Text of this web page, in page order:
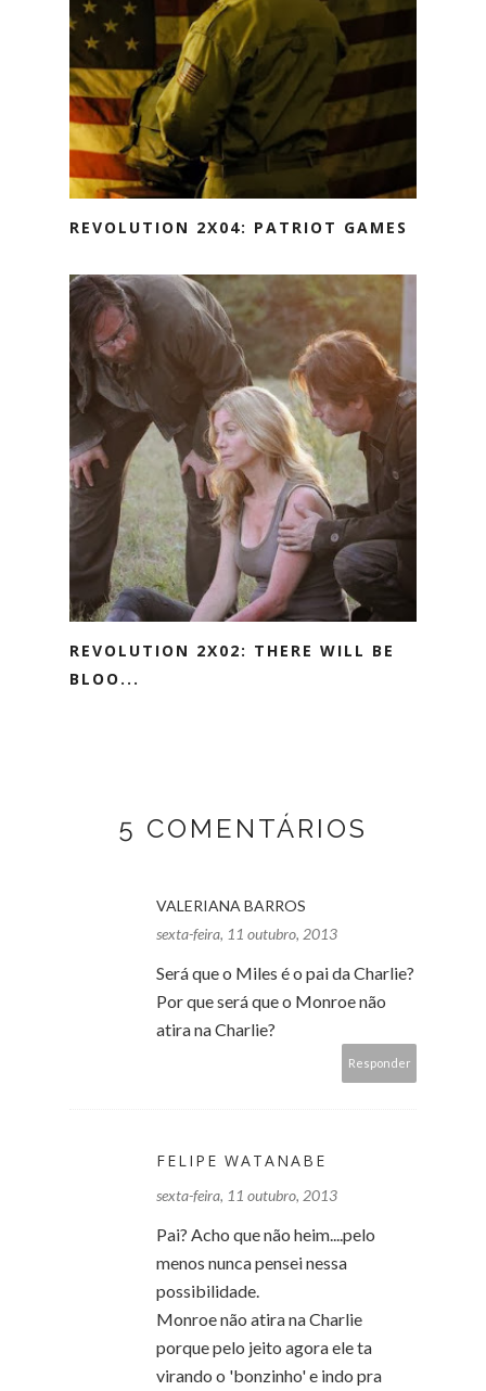
REVOLUTION 2X04: PATRIOT GAMES
REVOLUTION 2X02: THERE WILL BE
BLOO...
5 COMENTÁRIOS
VALERIANA BARROS
sexta-feira, 11 outubro, 2013
Será que o Miles é o pai da Charlie?
Por que será que o Monroe não
atira na Charlie?
Responder
FELIPE WATANABE
sexta-feira, 11 outubro, 2013
Pai? Acho que não heim....pelo
menos nunca pensei nessa
possibilidade.
Monroe não atira na Charlie
porque pelo jeito agora ele ta
virando o 'bonzinho' e indo pra